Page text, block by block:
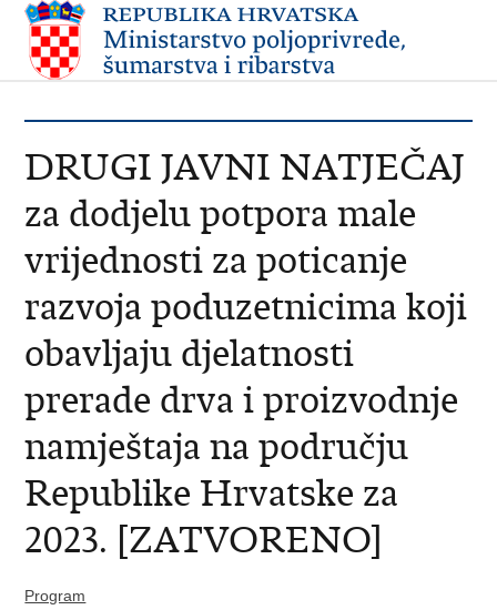
DRUGI JAVNI NATJEČAJ
za dodjelu potpora male
vrijednosti za poticanje
razvoja poduzetnicima koji
obavljaju djelatnosti
prerade drva i proizvodnje
namještaja na području
Republike Hrvatske za
2023. [ZATVORENO]
Program